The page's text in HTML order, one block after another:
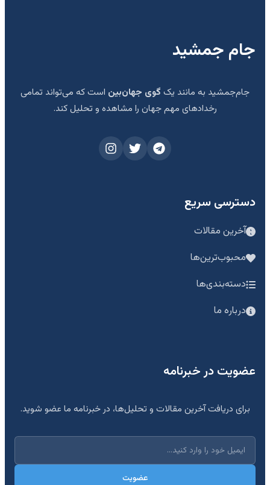
جام جمشید
جام‌جمشید به مانند یک گوی جهان‌بین است که می‌تواند تمامی
رخدادهای مهم جهان را مشاهده و تحلیل کند.
دسترسی سریع
آخرین مقالات
محبوب‌ترین‌ها
دسته‌بندی‌ها
درباره ما
عضویت در خبرنامه
برای دریافت آخرین مقالات و تحلیل‌ها، در خبرنامه ما عضو شوید.
عضویت